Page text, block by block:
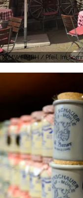
MWEIMRH / Pfeil, Im